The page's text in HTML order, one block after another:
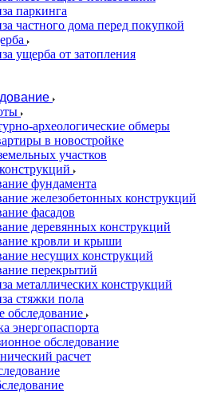
паркинга
частного дома перед покупкой
ущерба от затопления
археологические обмеры
в новостройке
участков
фундамента
железобетонных конструкций
фасадов
деревянных конструкций
кровли и крыши
несущих конструкций
перекрытий
металлических конструкций
стяжки пола
обследование
энергопаспорта
обследование
расчет